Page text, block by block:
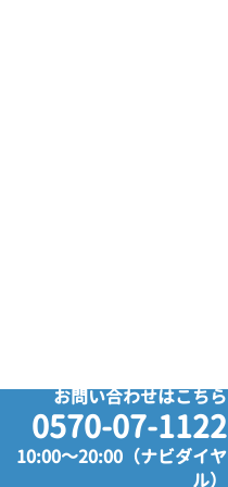
お問い合わせはこちら
0570-07-1122
10:00～20:00（ナビダイヤ
ル）